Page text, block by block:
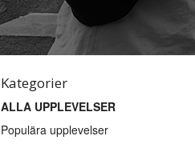
Kategorier
ALLA UPPLEVELSER
Populära upplevelser